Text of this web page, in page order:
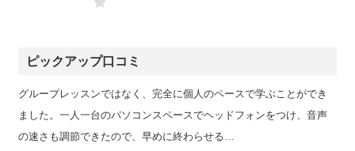
ピックアップ口コミ
グループレッスンではなく、完全に個人のペースで学ぶことができ
ました。一人一台のパソコンスペースでヘッドフォンをつけ、音声
の速さも調節できたので、早めに終わらせる…